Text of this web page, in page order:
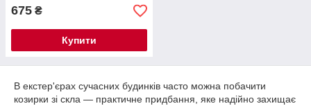
675 ₴
Купити
В екстер'єрах сучасних будинків часто можна побачити
козирки зі скла — практичне придбання, яке надійно захищає